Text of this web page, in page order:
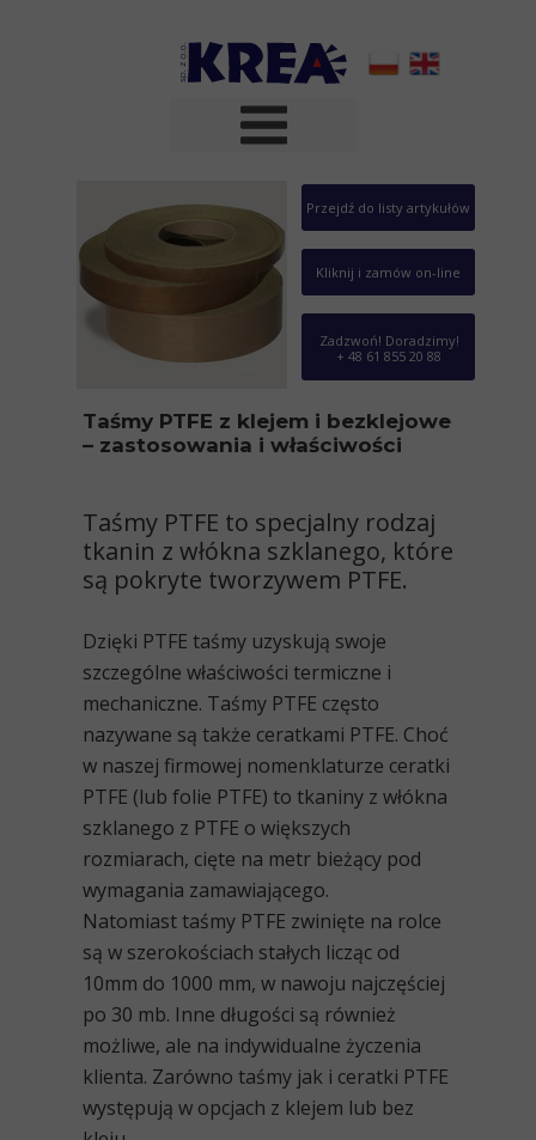
Zadzwoń! Doradzimy!
+ 48 61 855 20 88
Kliknij i zamów on-line
Przejdź do listy artykułów
Taśmy PTFE to specjalny rodzaj
tkanin z włókna szklanego, które
są pokryte tworzywem PTFE.
Dzięki PTFE taśmy uzyskują swoje
szczególne właściwości termiczne i
mechaniczne. Taśmy PTFE często
nazywane są także ceratkami PTFE. Choć
w naszej firmowej nomenklaturze ceratki
PTFE (lub folie PTFE) to tkaniny z włókna
szklanego z PTFE o większych
rozmiarach, cięte na metr bieżący pod
wymagania zamawiającego.
Natomiasttaśmy PTFE zwinięte na rolce
są w szerokościach stałych licząc od
10mm do 1000 mm, w nawoju najczęściej
po 30 mb. Inne długości są również
możliwe, ale na indywidualne życzenia
klienta. Zarówno taśmy jak i ceratki PTFE
występują w opcjach z klejem lub bez
Taśmy PTFE z klejem i bezklejowe
– zastosowania i właściwości